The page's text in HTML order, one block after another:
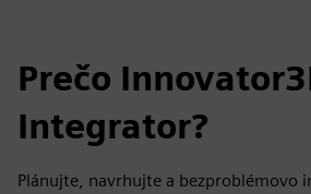
Prečo
Integrator?
Plánujte, navrhujte a bezproblémovo